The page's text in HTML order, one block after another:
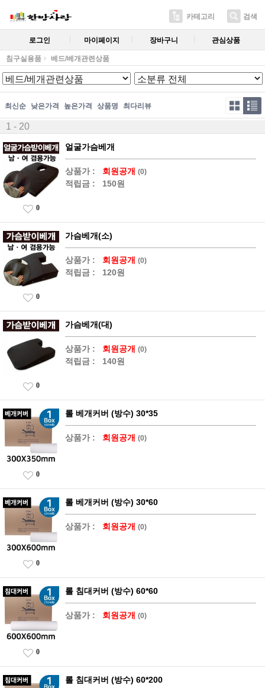
카테고리 검색
로그인 마이페이지 장바구니 관심상품
침구실용품 베드/베개관련상품
최신순 낮은가격 높은가격 상품명 최다리뷰
1 - 20
얼굴가슴베개
상품가 : 회원공개 (0)
적립금 : 150원
0
가슴베개(소)
상품가 : 회원공개 (0)
적립금 : 120원
0
가슴베개(대)
상품가 : 회원공개 (0)
적립금 : 140원
0
롤 베개커버 (방수) 30*35
상품가 : 회원공개 (0)
0
롤 베개커버 (방수) 30*60
상품가 : 회원공개 (0)
0
롤 침대커버 (방수) 60*60
상품가 : 회원공개 (0)
0
롤 침대커버 (방수) 60*200